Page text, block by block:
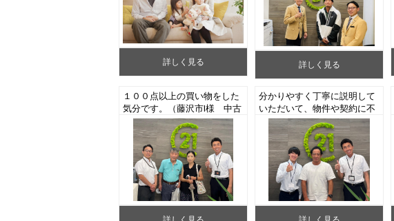
詳しく見る 詳しく見る
１００点以上の買い物をした
気分です。（藤沢市I様 中古
マンションご成約）
分かりやすく丁寧に説明して
いただいて、物件や契約に不
安もありませんでした。（横
浜市戸塚区O様 中古マンシ
ョンご成約）